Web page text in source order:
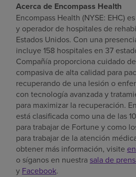
Acerca de Encompass Health
Encompass Health (NYSE: EHC)
y operador de hospitales de
Estados Unidos. Con una
incluye 158 hospitales en 37
Compañía proporciona cuidado
compasiva de alta calidad para
recuperando de una lesión o
con tecnología avanzada y
para maximizar la recuperación.
está clasificada como una de las
para trabajar de Fortune y como
para trabajar de la atención
obtener más información, visite
o síganos en nuestra sala de
y Facebook.